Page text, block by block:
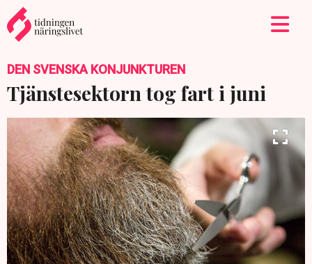
DEN SVENSKA KONJUNKTUREN
Tjänstesektorn tog fart i juni